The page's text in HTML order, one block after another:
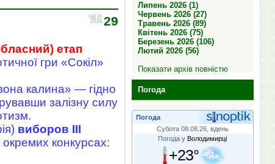
29
ЧЕР
2026
етап
гри «Сокіл»
калина» — гідно
залізну силу
виборов ІІІ
конкурсах:
Липень 2026 (1)
Червень 2026 (27)
Травень 2026 (89)
Квітень 2026 (75)
Березень 2026 (106)
Лютий 2026 (56)
Показати архів повністю
Погода
Погода
Субота 08.08.26, вдень
Погода у Володимирці
+23°